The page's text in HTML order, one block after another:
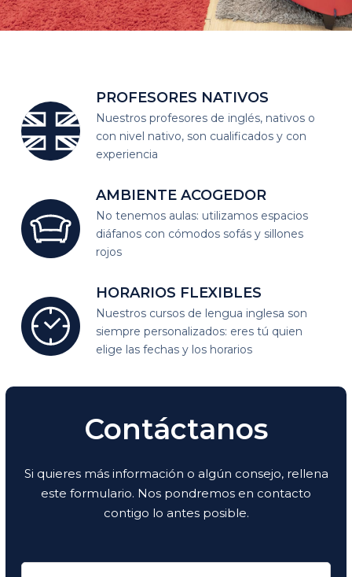
PROFESORES NATIVOS
Nuestros profesores de inglés, nativos o
con nivel nativo, son cualificados y con
experiencia
AMBIENTEACOGEDOR
No tenemos aulas: utilizamos espacios
diáfanos con cómodos sofás y sillones
rojos
HORARIOS FLEXIBLES
Nuestros cursos de lengua inglesa son
siempre personalizados: eres tú quien
elige las fechas y los horarios
Contáctanos
Si quieres más información o algún consejo, rellena
este formulario. Nos pondremos en contacto
contigo lo antes posible.